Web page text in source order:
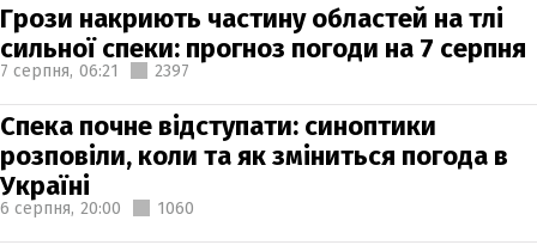
Грози накриють частину областей на тлі
сильної спеки: прогноз погоди на 7 серпня
7 серпня, 06:21 2397
Спека почне відступати: синоптики
розповіли, коли та як зміниться погода в
Україні
6 серпня, 20:00 1060